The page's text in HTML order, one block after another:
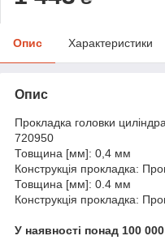
Опис Характеристики
Опис
Прокладка головки
720950
Товщина [мм]: 0,4 мм
Конструкція прокладка:
Товщина [мм]: 0.4 мм
Конструкція прокладка:
У наявності понад 100